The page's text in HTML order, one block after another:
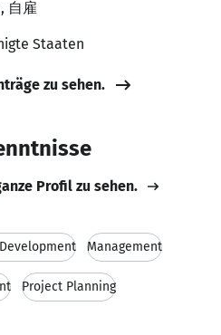
自雇
Staaten
zu sehen.
Profil zu sehen.
Management
Project Planning